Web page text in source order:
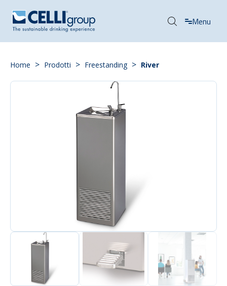
Menu
Home > Prodotti > Freestanding > River